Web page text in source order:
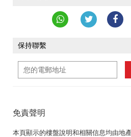
保持聯繫
免責聲明
本頁顯示的樓盤說明和相關信息均由地